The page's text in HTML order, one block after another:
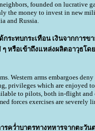
founded on lucrative
the money to invest in new
and Russia.
ะทบกระเทือน เงินจากการข
หรือเข้าถึงแหล่งผลิตอาวุธโด
Western arms embargoes
privileges which are enjoyed
to pilots, both in-flight and
forces exercises are severely
คว่ำบาตรทางทหารจากตะวัน